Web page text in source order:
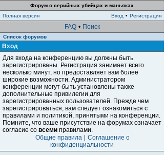
Форум о серийных убийцах и маньяках
Полная версия
Вход • Регистрация
FAQ • Поиск
Список форумов
Вход
Для входа на конференцию вы должны быть
зарегистрированы. Регистрация занимает всего
несколько минут, но предоставляет вам более
широкие возможности. Администратором
конференции могут быть установлены также
дополнительные привилегии для
зарегистрированных пользователей. Прежде чем
зарегистрироваться, вам следует ознакомиться с
правилами и политикой, принятыми на конференции.
Помните, что ваше присутствие на форумах означает
согласие со всеми правилами.
Общие правила
Соглашение о
конфиденциальности